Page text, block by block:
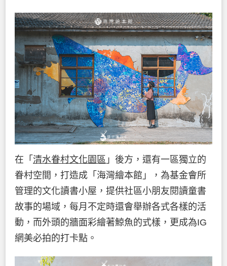
在「 清水眷村文化園區 」後方，還有一區獨立的
眷村空間，打造成「海灣繪本館」，為基金會所
管理的文化讀書小屋，提供社區小朋友閱讀童書
故事的場域，每月不定時還會舉辦各式各樣的活
動，而外頭的牆面彩繪著鯨魚的式樣，更成為IG
網美必拍的打卡點。